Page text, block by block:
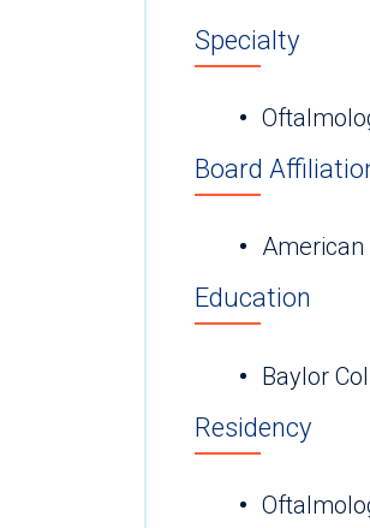
Specialty
Board
Education
Baylor
Residency